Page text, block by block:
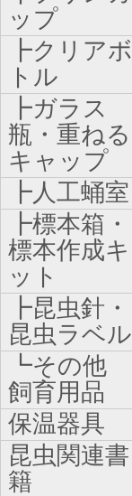
ップ
┣クリアボ
トル
┣ガラス
瓶・重ねる
キャップ
┣人工蛹室
┣標本箱・
標本作成キ
ット
┣昆虫針・
昆虫ラベル
┗その他
飼育用品
保温器具
昆虫関連書
籍